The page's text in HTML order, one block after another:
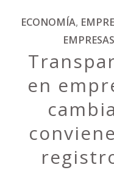
ECONOMÍA,
EMPRESAS
en